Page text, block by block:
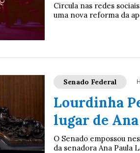
Circula nas redes
uma nova reforma da
Senado Federal
Lourdinha
lugar de
O Senado empossou
da senadora Ana Paula